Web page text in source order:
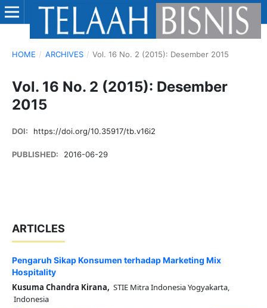
HOME / ARCHIVES / Vol. 16 No. 2 (2015): Desember 2015
Vol. 16 No. 2 (2015): Desember
2015
DOI: https://doi.org/10.35917/tb.v16i2
PUBLISHED: 2016-06-29
ARTICLES
Pengaruh Sikap Konsumen terhadap Marketing Mix
Hospitality
Kusuma Chandra Kirana, STIE Mitra Indonesia Yogyakarta,
Indonesia